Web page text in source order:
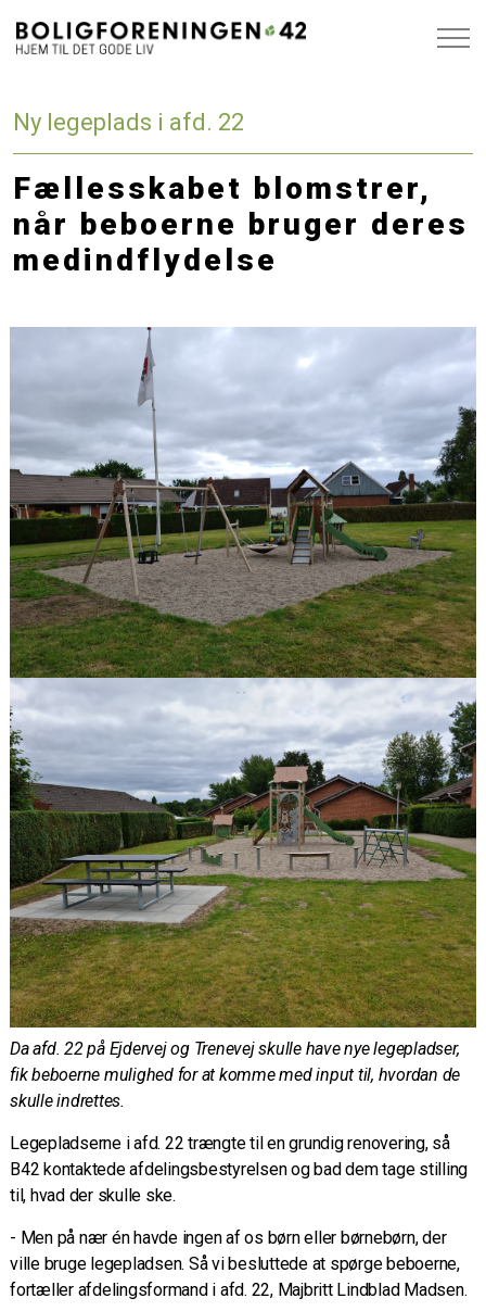
Ny legeplads i afd. 22
Fællesskabet blomstrer,
når beboerne bruger deres
medindflydelse
Da afd. 22 på Ejdervej og Trenevej skulle have nye legepladser,
fik beboerne mulighed for at komme med input til, hvordan de
skulle indrettes.
Legepladserne i afd. 22 trængte til en grundig renovering, så
B42 kontaktede afdelingsbestyrelsen og bad dem tage stilling
til, hvad der skulle ske.
- Men på nær én havde ingen af os børn eller børnebørn, der
ville bruge legepladsen. Så vi besluttede at spørge beboerne,
fortæller afdelingsformand i afd. 22, Majbritt Lindblad Madsen.